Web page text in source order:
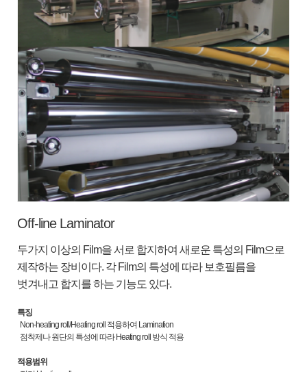
Off-line Laminator
두가지 이상의 Film을 서로 합지하여 새로운 특성의 Film으로
제작하는 장비이다. 각 Film의 특성에 따라 보호필름을
벗겨내고 합지를 하는 기능도 있다.
특징
Non-heating roll/Heating roll 적용하여 Lamination
점착제나 원단의 특성에 따라 Heating roll 방식 적용
적용범위​